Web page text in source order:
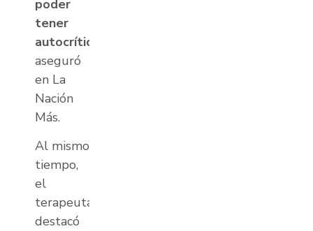
poder
tener
autocrítica“
aseguró
en La
Nación
Más.
Al mismo
tiempo,
el
terapeuta
destacó